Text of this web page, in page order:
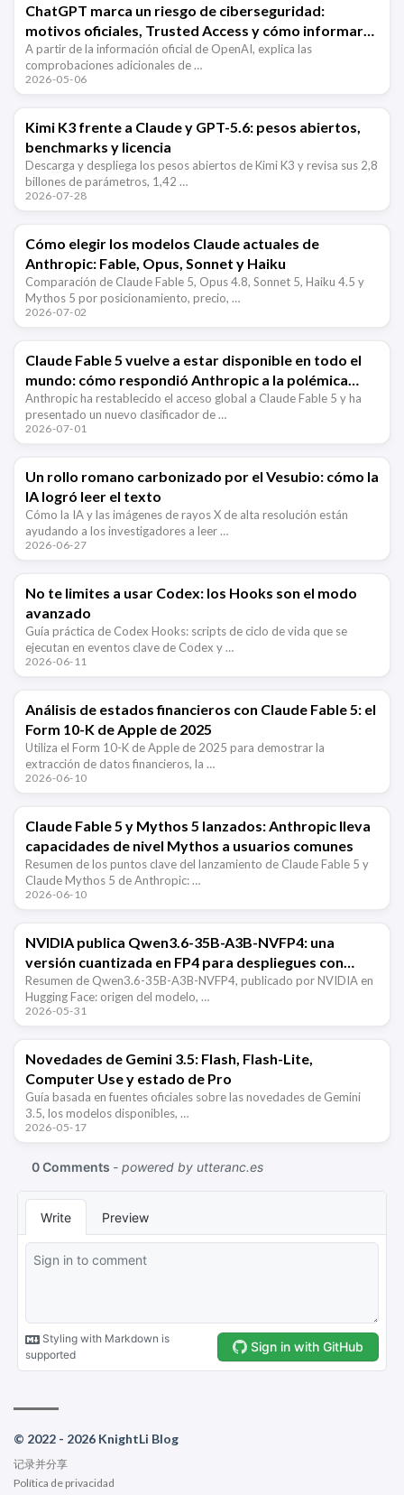
ChatGPT marca un riesgo de ciberseguridad:
motivos oficiales, Trusted Access y cómo informar
errores
A partir de la información oficial de OpenAI, explica las
comprobaciones adicionales de …
2026-05-06
Kimi K3 frente a Claude y GPT-5.6: pesos abiertos,
benchmarks y licencia
Descarga y despliega los pesos abiertos de Kimi K3 y revisa sus 2,8
billones de parámetros, 1,42 …
2026-07-28
Cómo elegir los modelos Claude actuales de
Anthropic: Fable, Opus, Sonnet y Haiku
Comparación de Claude Fable 5, Opus 4.8, Sonnet 5, Haiku 4.5 y
Mythos 5 por posicionamiento, precio, …
2026-07-02
Claude Fable 5 vuelve a estar disponible en todo el
mundo: cómo respondió Anthropic a la polémica
sobre el jailbreak del modelo
Anthropic ha restablecido el acceso global a Claude Fable 5 y ha
presentado un nuevo clasificador de …
2026-07-01
Un rollo romano carbonizado por el Vesubio: cómo la
IA logró leer el texto
Cómo la IA y las imágenes de rayos X de alta resolución están
ayudando a los investigadores a leer …
2026-06-27
No te limites a usar Codex: los Hooks son el modo
avanzado
Guía práctica de Codex Hooks: scripts de ciclo de vida que se
ejecutan en eventos clave de Codex y …
2026-06-11
Análisis de estados financieros con Claude Fable 5: el
Form 10-K de Apple de 2025
Utiliza el Form 10-K de Apple de 2025 para demostrar la
extracción de datos financieros, la …
2026-06-10
Claude Fable 5 y Mythos 5 lanzados: Anthropic lleva
capacidades de nivel Mythos a usuarios comunes
Resumen de los puntos clave del lanzamiento de Claude Fable 5 y
Claude Mythos 5 de Anthropic: …
2026-06-10
NVIDIA publica Qwen3.6-35B-A3B-NVFP4: una
versión cuantizada en FP4 para despliegues con
vLLM
Resumen de Qwen3.6-35B-A3B-NVFP4, publicado por NVIDIA en
Hugging Face: origen del modelo, …
2026-05-31
Novedades de Gemini 3.5: Flash, Flash-Lite,
Computer Use y estado de Pro
Guía basada en fuentes oficiales sobre las novedades de Gemini
3.5, los modelos disponibles, …
2026-05-17
© 2022 - 2026 KnightLi Blog
记录并分享
Política de privacidad